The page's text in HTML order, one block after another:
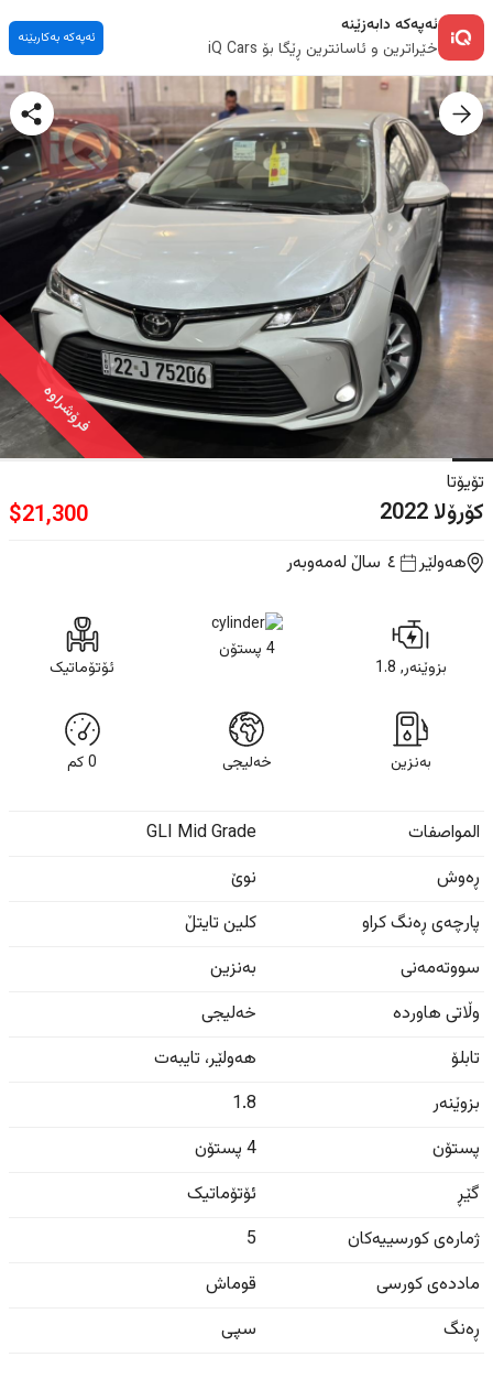
ئەپەکە دابەزێنە
خێراترین و ئاسانترین ڕێگا بۆ iQ Cars
ئەپەکە بەکاربێنە
فرۆشراوە
تۆیۆتا
کۆرۆلا2022
$21,300
هەولێر ٤ ساڵ لەمەوبەر
بزوێنەر, 1.8
4 پستۆن
ئۆتۆماتیک
بەنزین خەلیجی 0كم
المواصفات
GLI Mid Grade
ڕەوش
نوێ
پارچەی ڕەنگ کراو
کلین تایتڵ
سووتەمەنی
بەنزین
وڵاتی هاوردە
خەلیجی
تابلۆ
هەولێر، تایبەت
بزوێنەر
1.8
پستۆن
4 پستۆن
گێڕ
ئۆتۆماتیک
ژمارەی کورسییەکان
5
ماددەی کورسی
قوماش
ڕەنگ
سپی